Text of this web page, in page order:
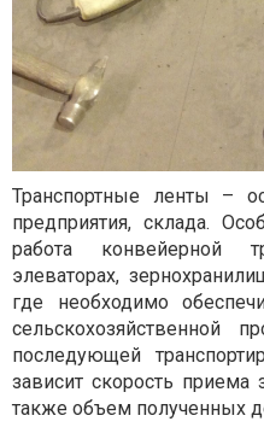
Транспортные ленты –
предприятия, склада.
работа конвейерной
элеваторах,
где необходимо
сельскохозяйственной
последующей
зависит скорость приема
также объем полученных